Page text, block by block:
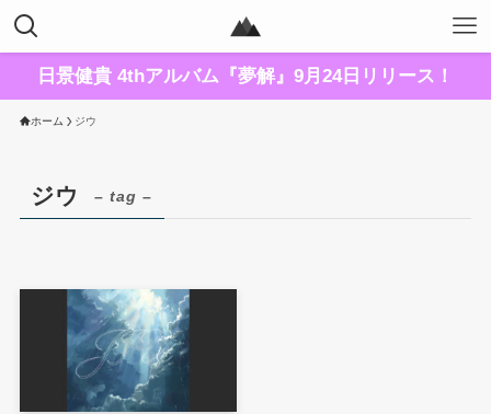
日景健貴 4thアルバム『夢解』9月24日リリース！
ホーム ジウ
ジウ – tag –